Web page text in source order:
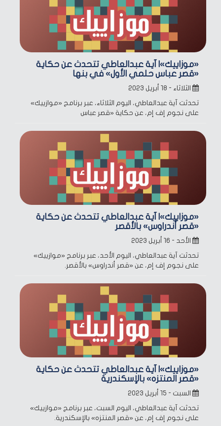
«موزاييك»| آية عبدالعاطي تتحدث عن حكاية
«قصر عباس حلمي الأول» في بنها
الثلاثاء - ١٨ أبريل ٢٠٢٣
تحدثت آية عبدالعاطي، اليوم الثلاثاء، عبر برنامج «موازييك»
على نجوم إف إم، عن حكاية «قصر عباس
«موزاييك»| آية عبدالعاطي تتحدث عن حكاية
«قصر أندراوس» بالأقصر
الأحد - ١٦ أبريل ٢٠٢٣
تحدثت آية عبدالعاطي، اليوم الأحد، عبر برنامج «موازييك»
على نجوم إف إم، عن «قصر أندراوس» بالأقصر.
«موزاييك»| آية عبدالعاطي تتحدث عن حكاية
«قصر المنتزه» بالإسكندرية
السبت - ١٥ أبريل ٢٠٢٣
تحدثت آية عبدالعاطي، اليوم السبت، عبر برنامج «موازييك»
على نجوم إف إم، عن «قصر المنتزه» بالإسكندرية.